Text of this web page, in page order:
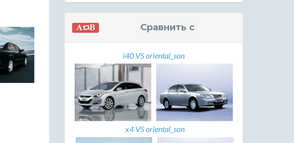
Сравнить с
i40 VS oriental_son
x4 VS oriental_son